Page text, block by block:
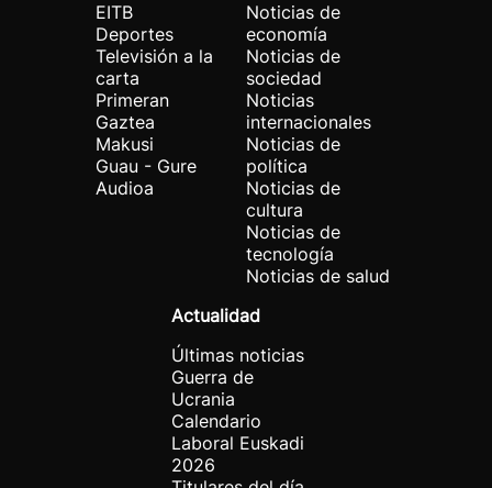
EITB
Deportes
Televisión a la
carta
Primeran
Gaztea
Makusi
Guau - Gure
Audioa
Noticias de
economía
Noticias de
sociedad
Noticias
internacionales
Noticias de
política
Noticias de
cultura
Noticias de
tecnología
Noticias de salud
Actualidad
Últimas noticias
Guerra de
Ucrania
Calendario
Laboral Euskadi
2026